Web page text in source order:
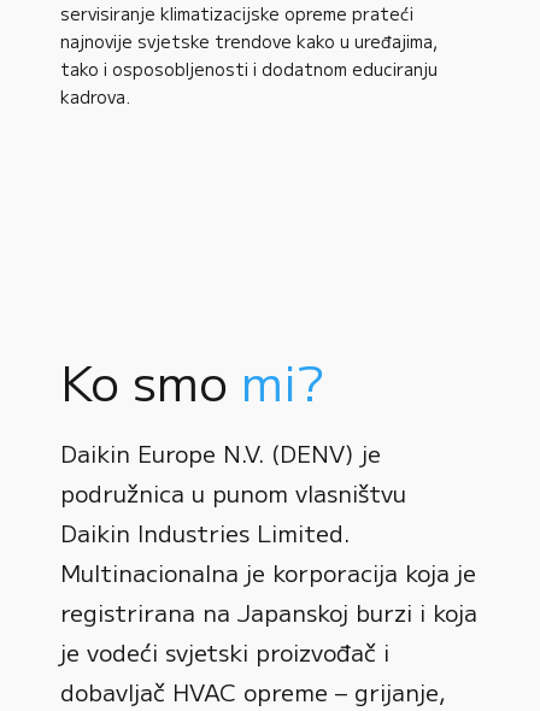
servisiranje klimatizacijske opreme prateći
najnovije svjetske trendove kako u uređajima,
tako i osposobljenosti i dodatnom educiranju
kadrova.
Ko smo mi?
Daikin Europe N.V. (DENV) je
podružnica u punom vlasništvu
Daikin Industries Limited.
Multinacionalna je korporacija koja je
registrirana na Japanskoj burzi i koja
je vodeći svjetski proizvođač i
dobavljač HVAC opreme – grijanje,
0